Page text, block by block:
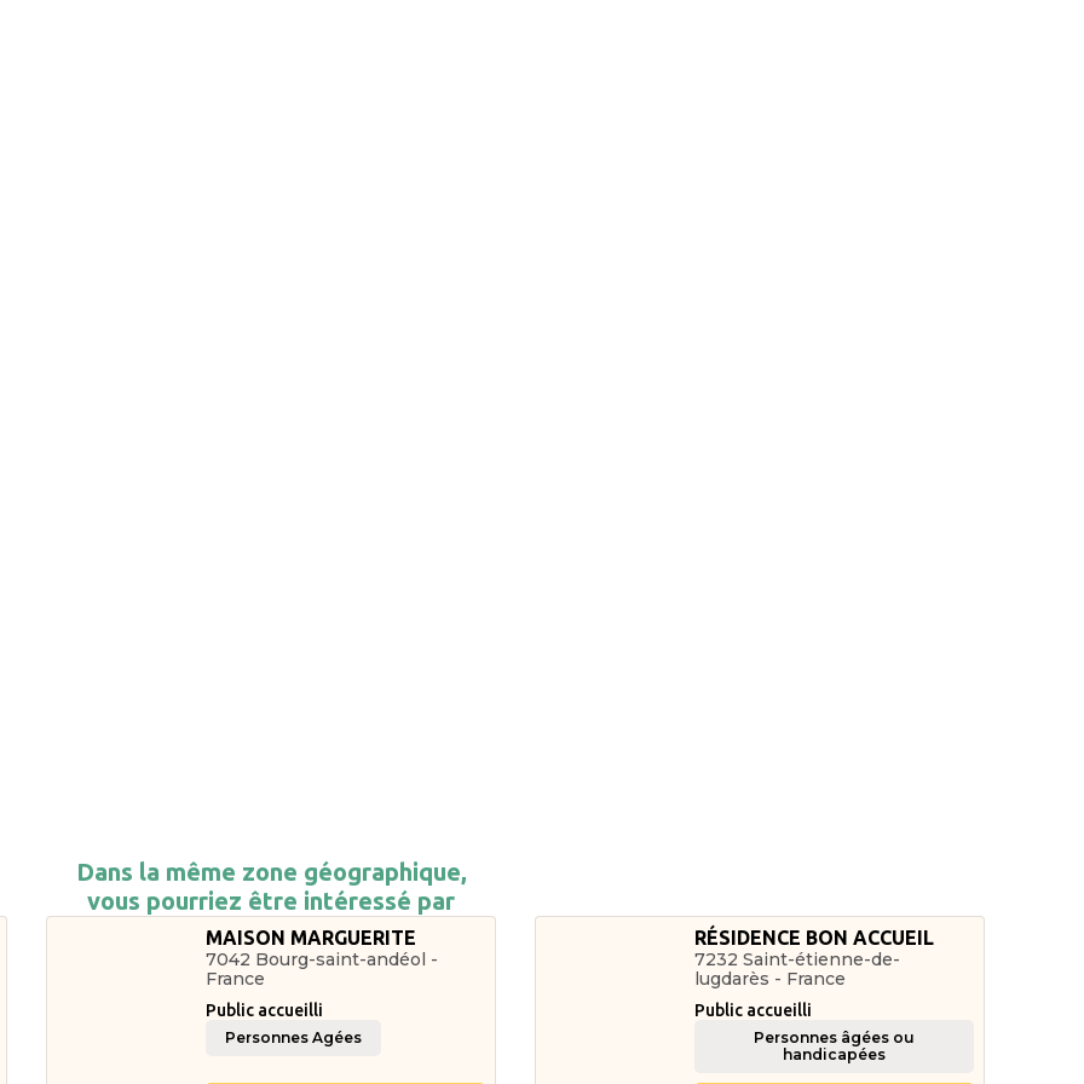
Dans la même zone géographique,
vous pourriez être intéressé par
MAISON MARGUERITE
7042 Bourg-saint-andéol -
France
Public accueilli
Personnes Agées
RÉSIDENCE BON ACCUEIL
7232 Saint-étienne-de-
lugdarès - France
Public accueilli
Personnes âgées ou
handicapées